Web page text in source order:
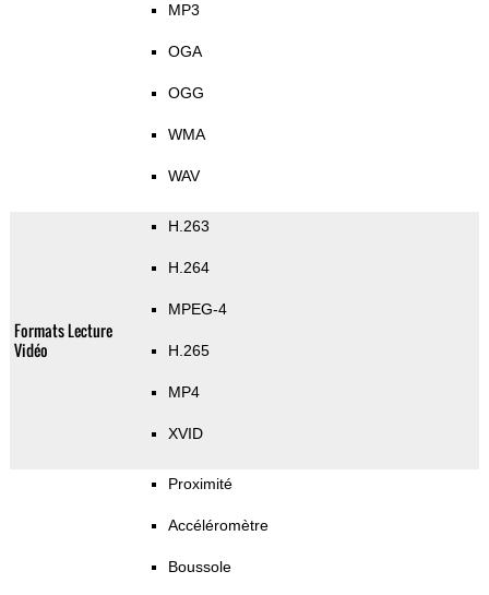
MP3
OGA
OGG
WMA
WAV
Formats Lecture
Vidéo
H.263
H.264
MPEG-4
H.265
MP4
XVID
Proximité
Accéléromètre
Boussole